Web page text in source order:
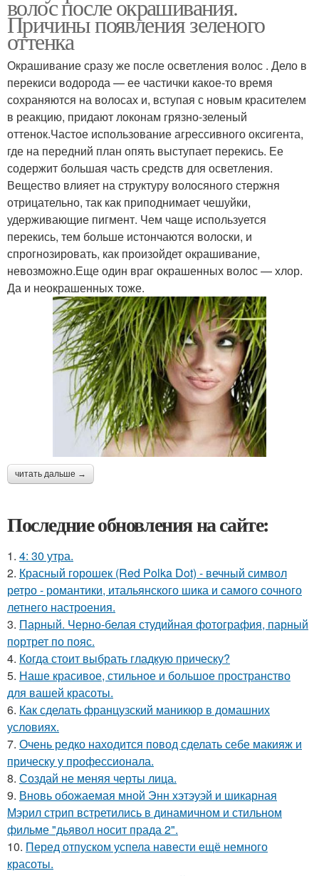
волос после окрашивания.
Причины появления зеленого
оттенка
Окрашивание сразу же после осветления волос . Дело в
перекиси водорода — ее частички какое-то время
сохраняются на волосах и, вступая с новым красителем
в реакцию, придают локонам грязно-зеленый
оттенок.Частое использование агрессивного оксигента,
где на передний план опять выступает перекись. Ее
содержит большая часть средств для осветления.
Вещество влияет на структуру волосяного стержня
отрицательно, так как приподнимает чешуйки,
удерживающие пигмент. Чем чаще используется
перекись, тем больше истончаются волоски, и
спрогнозировать, как произойдет окрашивание,
невозможно.Еще один враг окрашенных волос — хлор.
Да и неокрашенных тоже.
читать дальше →
Последние обновления на сайте:
1. 4: 30 утра.
2. Красный горошек (Red Polka Dot) - вечный символ
ретро - романтики, итальянского шика и самого сочного
летнего настроения.
3. Парный. Черно-белая студийная фотография, парный
портрет по пояс.
4. Когда стоит выбрать гладкую прическу?
5. Наше красивое, стильное и большое пространство
для вашей красоты.
6. Как сделать французский маникюр в домашних
условиях.
7. Очень редко находится повод сделать себе макияж и
прическу у профессионала.
8. Создай не меняя черты лица.
9. Вновь обожаемая мной Энн хэтэуэй и шикарная
Мэрил стрип встретились в динамичном и стильном
фильме "дьявол носит прада 2".
10. Перед отпуском успела навести ещё немного
красоты.